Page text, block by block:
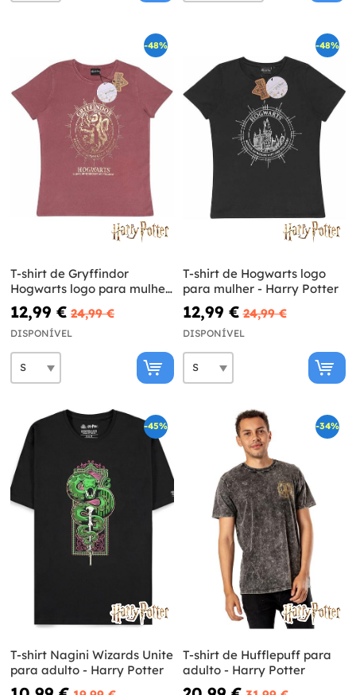
-48%
T-shirt de Gryffindor
Hogwarts logo para mulher
- Harry Potter
12,99 € 24,99 €
DISPONÍVEL
-48%
T-shirt de Hogwarts logo
para mulher - Harry Potter
12,99 € 24,99 €
DISPONÍVEL
-45%
T-shirt Nagini Wizards Unite
para adulto - Harry Potter
-34%
T-shirt de Hufflepuff para
adulto - Harry Potter